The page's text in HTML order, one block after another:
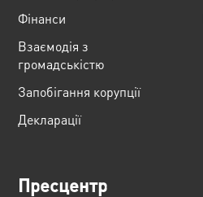
Фінанси
Взаємодія з
громадськістю
Запобігання корупції
Декларації
Пресцентр